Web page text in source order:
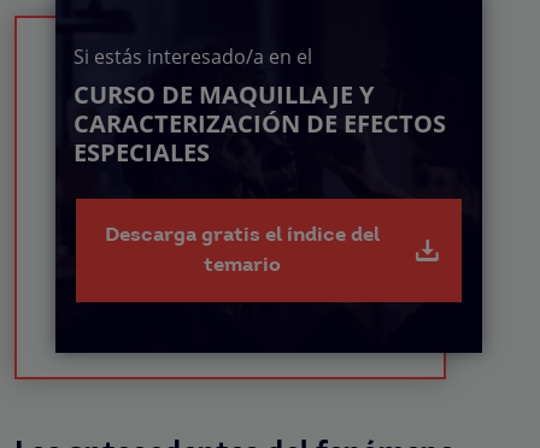
Si estás interesado/a en el
CURSO DE MAQUILLAJE Y
CARACTERIZACIÓN DE EFECTOS
ESPECIALES
Descarga gratis el índice del
temario